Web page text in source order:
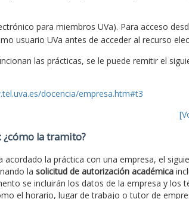
para miembros UVa). Para acceso
usuario UVa antes de acceder al recurso
las prácticas, se le puede remitir el
docencia/empresa.htm#t3
¿cómo la tramito?
acordado la práctica con una empresa, el
la solicitud de autorización académica
se incluirán los datos de la empresa y los
el horario, lugar de trabajo o tutor de